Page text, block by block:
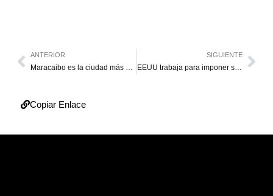
ANTERIOR
Maracaibo es la ciudad más peligrosa del Zulia
SIGUIENTE
EEUU trabaja para imponer sanciones “robustas” a gobierno venezolano
Copiar Enlace